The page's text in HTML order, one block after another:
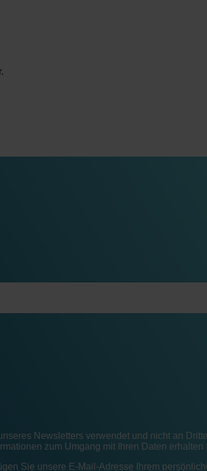
Newsletters verwendet und nicht an
zum Umgang mit Ihren Daten erhalten
Sie unsere E-Mail-Adresse Ihrem